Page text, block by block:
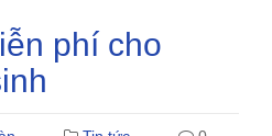
phí cho